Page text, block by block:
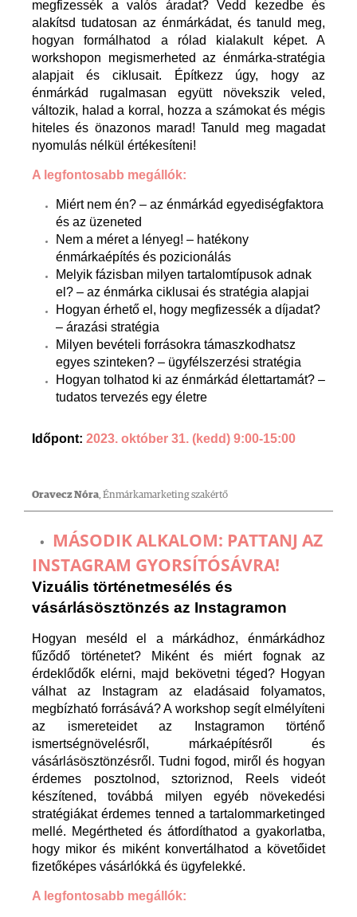
megfizessék a valós áradat? Vedd kezedbe és
alakítsd tudatosan az énmárkádat, és tanuld meg,
hogyan formálhatod a rólad kialakult képet. A
workshopon megismerheted az énmárka-stratégia
alapjait és ciklusait. Építkezz úgy, hogy az
énmárkád rugalmasan együtt növekszik veled,
változik, halad a korral, hozza a számokat és mégis
hiteles és önazonos marad! Tanuld meg magadat
nyomulás nélkül értékesíteni!
A legfontosabb megállók:
Miért nem én? – az énmárkád egyediségfaktora
és az üzeneted
Nem a méret a lényeg! – hatékony
énmárkaépítés és pozicionálás
Melyik fázisban milyen tartalomtípusok adnak
el? – az énmárka ciklusai és stratégia alapjai
Hogyan érhető el, hogy megfizessék a díjadat?
– árazási stratégia
Milyen bevételi forrásokra támaszkodhatsz
egyes szinteken? – ügyfélszerzési stratégia
Hogyan tolhatod ki az énmárkád élettartamát? –
tudatos tervezés egy életre
Időpont: 2023. október 31. (kedd) 9:00-15:00
Oravecz Nóra, Énmárkamarketing szakértő
MÁSODIK ALKALOM: PATTANJ AZ
INSTAGRAM GYORSÍTÓSÁVRA!
Vizuális történetmesélés és
vásárlásösztönzés az Instagramon
Hogyan meséld el a márkádhoz, énmárkádhoz
fűződő történetet? Miként és miért fognak az
érdeklődők elérni, majd bekövetni téged? Hogyan
válhat az Instagram az eladásaid folyamatos,
megbízható forrásává? A workshop segít elmélyíteni
az ismereteidet az Instagramon történő
ismertségnövelésről, márkaépítésről és
vásárlásösztönzésről. Tudni fogod, miről és hogyan
érdemes posztolnod, sztoriznod, Reels videót
készítened, továbbá milyen egyéb növekedési
stratégiákat érdemes tenned a tartalommarketinged
mellé. Megértheted és átfordíthatod a gyakorlatba,
hogy mikor és miként konvertálhatod a követőidet
fizetőképes vásárlókká és ügyfelekké.
A legfontosabb megállók: